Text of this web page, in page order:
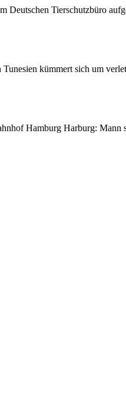
Deutschen Tierschutzbüro
kümmert sich um
Hamburg Harburg: